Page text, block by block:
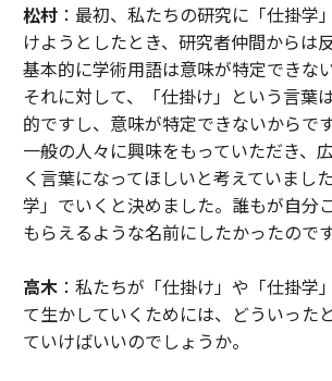
松村：最初、私たちの研究に「仕掛学
けようとしたとき、研究者仲間からは
基本的に学術用語は意味が特定できな
それに対して、「仕掛け」という言葉
的ですし、意味が特定できないからで
一般の人々に興味をもっていただき、
く言葉になってほしいと考えていまし
学」でいくと決めました。誰もが自分
もらえるような名前にしたかったのです
高木：私たちが「仕掛け」や「仕掛学
て生かしていくためには、どういった
ていけばいいのでしょうか。